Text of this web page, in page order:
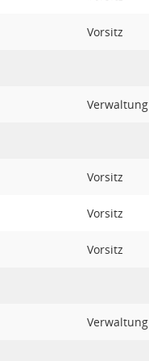
Vorsitz
Verwaltung
Vorsitz
Vorsitz
Vorsitz
Verwaltung